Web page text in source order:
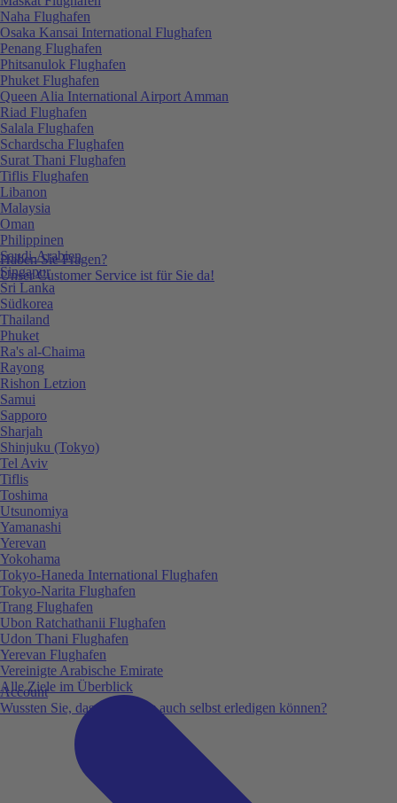
Haben Sie Fragen?
Unser Customer Service ist für Sie da!
Account
Wussten Sie, dass Sie vieles auch selbst erledigen können?
Naha Flughafen
Osaka Kansai International Flughafen
Penang Flughafen
Phitsanulok Flughafen
Phuket Flughafen
Queen Alia International Airport Amman
Riad Flughafen
Salala Flughafen
Schardscha Flughafen
Surat Thani Flughafen
Tiflis Flughafen
Libanon
Malaysia
Oman
Philippinen
Saudi-Arabien
Singapur
Sri Lanka
Südkorea
Thailand
Phuket
Ra's al-Chaima
Rayong
Rishon Letzion
Samui
Sapporo
Sharjah
Shinjuku (Tokyo)
Tel Aviv
Tiflis
Toshima
Utsunomiya
Yamanashi
Yerevan
Yokohama
Tokyo-Haneda International Flughafen
Tokyo-Narita Flughafen
Trang Flughafen
Ubon Ratchathanii Flughafen
Udon Thani Flughafen
Yerevan Flughafen
Vereinigte Arabische Emirate
Alle Ziele im Überblick